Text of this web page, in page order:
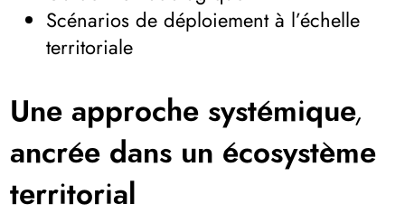
Scénarios de déploiement à l’échelle
territoriale
Une approche systémique,
ancrée dans un écosystème
territorial